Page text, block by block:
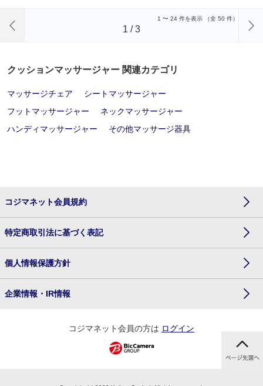
1 〜 24 件を表示 （全 50 件）
1 /3
クッションマッサージャー 関連カテゴリ
マッサージチェア
シートマッサージャー
フットマッサージャー
ネックマッサージャー
ハンディマッサージャー
その他マッサージ器具
コジマネット会員規約
特定商取引法に基づく表記
個人情報保護方針
企業情報・IR情報
コジマネット会員の方は ログイン